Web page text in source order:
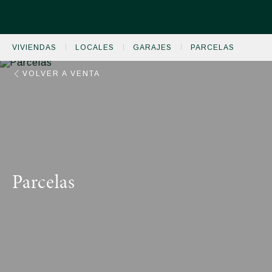
VENTA DE INMUEBLES
CONÓCENOS
VOLVER A VENTA
Parcelas
VIVIENDAS LOCALES GARAJES PARCELAS